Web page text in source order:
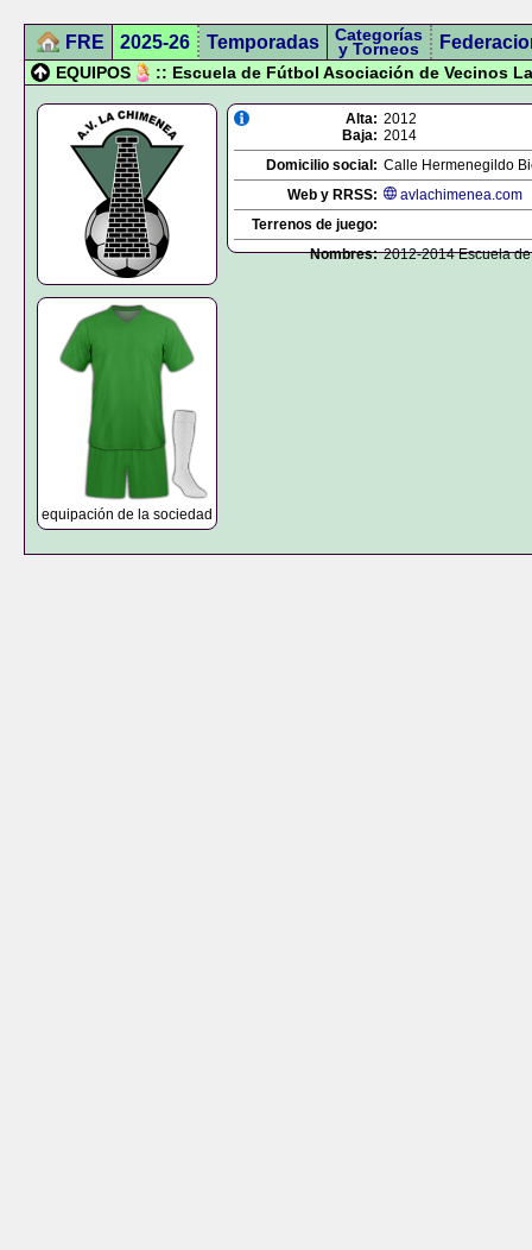
FRE 2025-26 Temporadas Categorías
y Torneos
EQUIPOS :: Escuela de Fútbol Asociación de Vecinos
equipación de la sociedad
Alta: 2012
Baja: 2014
Domicilio social: Calle Hermenegildo
Web y RRSS:
avlachimenea.com
Terrenos de juego:
Nombres: 2012-2014 Escuela